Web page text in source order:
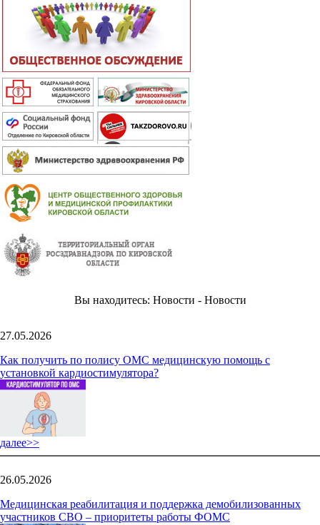
Вы находитесь: Новости - Новости
27.05.2026
Как получить по полису ОМС медицинскую помощь с
установкой кардиостимулятора?
далее>>
26.05.2026
Медицинская реабилитация и поддержка демобилизованных
участников СВО – приоритеты работы ФОМС